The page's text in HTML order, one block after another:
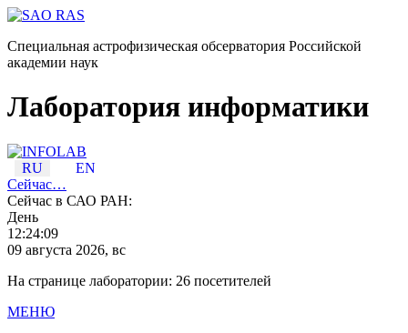
Специальная астрофизическая обсерватория Российской
академии наук
Лаборатория информатики
RU
EN
Сейчас…
Сейчас в САО РАН:
День
12:24:09
09 августа 2026, вс
На странице лаборатории: 26 посетителей
МЕНЮ